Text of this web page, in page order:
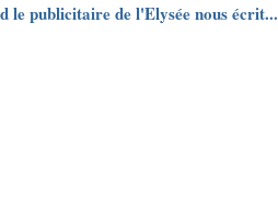
le publicitaire de l'Elysée nous écrit...